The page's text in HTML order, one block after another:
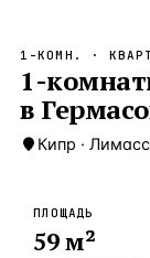
Новороссийск
Стамбул —
Анталия
ЧАСТО ИЩУТ
Турция
1-КОМН. ·
1-
в
Кипр ·
ПЛОЩАДЬ
59м²